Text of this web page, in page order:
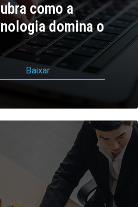
como a
domina o
Baixar